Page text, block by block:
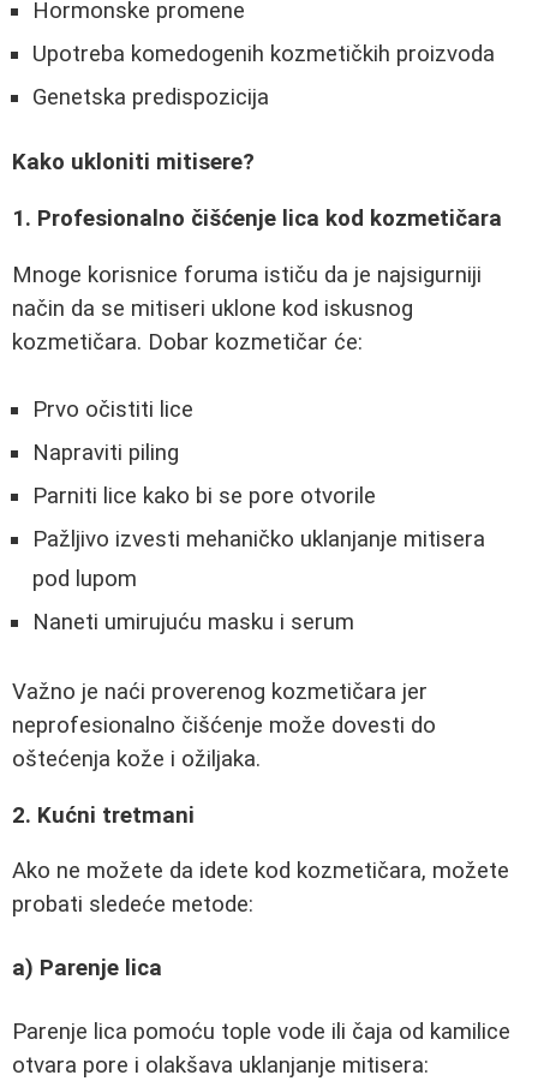
Hormonske promene
Upotreba komedogenih kozmetičkih proizvoda
Genetska predispozicija
Kako ukloniti mitisere?
1. Profesionalno čišćenje lica kod kozmetičara
Mnoge korisnice foruma ističu da je najsigurniji
način da se mitiseri uklone kod iskusnog
kozmetičara. Dobar kozmetičar će:
Prvo očistiti lice
Napraviti piling
Parniti lice kako bi se pore otvorile
Pažljivo izvesti mehaničko uklanjanje mitisera
pod lupom
Naneti umirujuću masku i serum
Važno je naći proverenog kozmetičara jer
neprofesionalno čišćenje može dovesti do
oštećenja kože i ožiljaka.
2. Kućni tretmani
Ako ne možete da idete kod kozmetičara, možete
probati sledeće metode:
a) Parenje lica
Parenje lica pomoću tople vode ili čaja od kamilice
otvara pore i olakšava uklanjanje mitisera: